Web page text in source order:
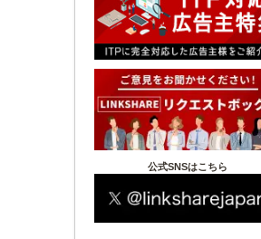
公式SNSはこちら